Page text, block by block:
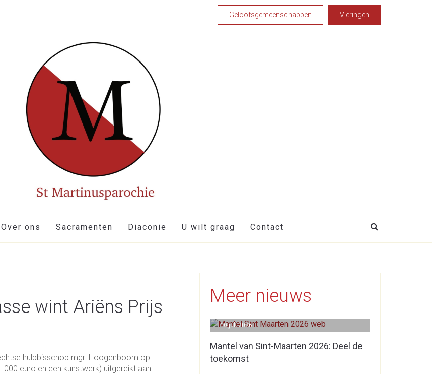
Geloofsgemeenschappen Vieringen
Over ons Sacramenten Diaconie U wilt graag Contact
wint Ariëns Prijs
hulpbisschop mgr. Hoogenboom op
euro en een kunstwerk) uitgereikt aan
Meer nieuws
Mantel van Sint-Maarten 2026: Deel de
toekomst
10 juli 2026